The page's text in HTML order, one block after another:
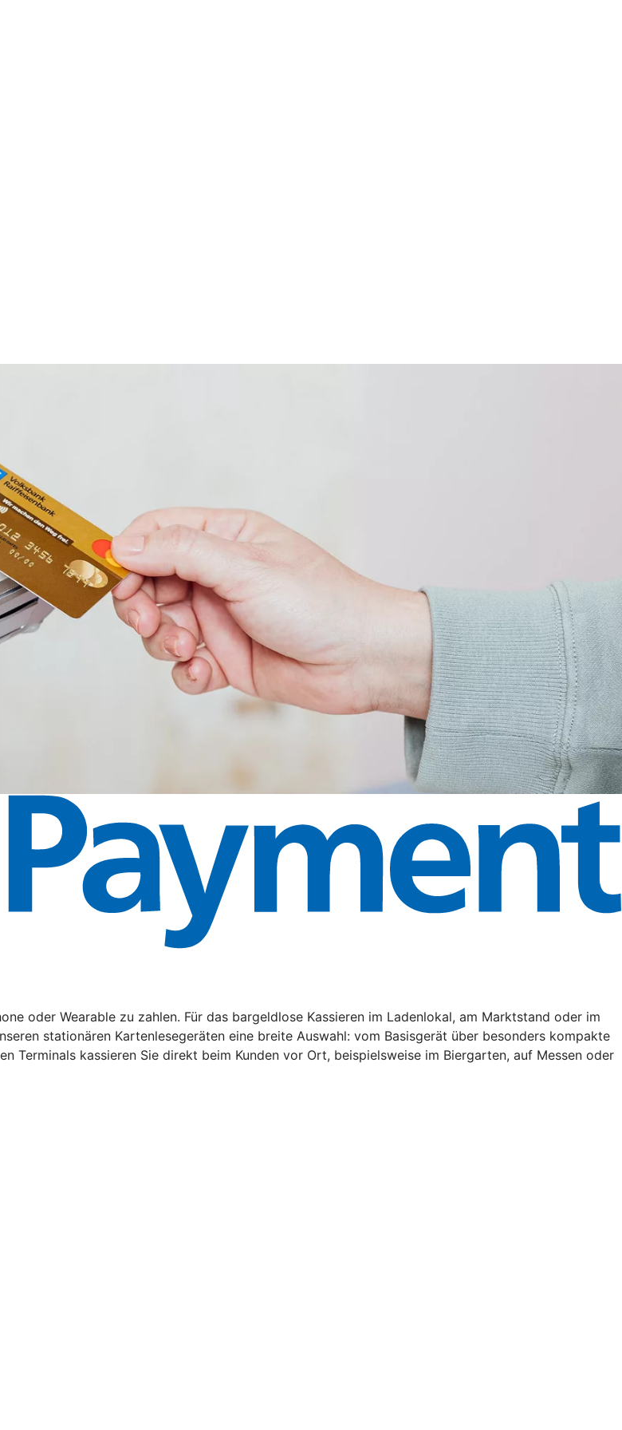
oder Wearable zu zahlen. Für das bargeldlose Kassieren im Ladenlokal, am Marktstand oder im
stationären Kartenlesegeräten eine breite Auswahl: vom Basisgerät über besonders kompakte
Terminals kassieren Sie direkt beim Kunden vor Ort, beispielsweise im Biergarten, auf Messen oder